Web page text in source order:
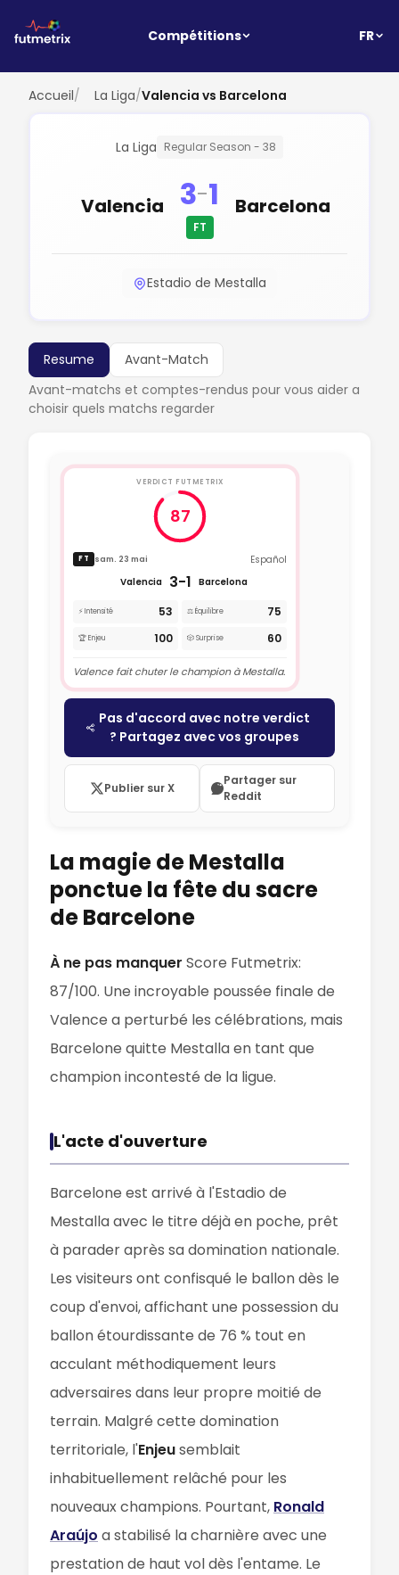
Compétitions FR
Accueil/ La Liga/Valencia vs Barcelona
La Liga Regular Season - 38
Valencia 3-1
FT
Barcelona
Estadio de Mestalla
Resume
Avant-Match
Avant-matchs et comptes-rendus pour vous aider a
choisir quels matchs regarder
VERDICT FUTMETRIX
87
FT sam. 23 mai
Español
Valencia
3-1 Barcelona
⚡ Intensité 53 ⚖️ Équilibre 75
🏆 Enjeu 100 🎲 Surprise 60
Valence fait chuter le champion à Mestalla.
Pas d'accord avec notre verdict
? Partagez avec vos groupes
Publier sur X
Partager sur
Reddit
La magie de Mestalla
ponctue la fête du sacre
de Barcelone
À ne pas manquer Score Futmetrix:
87/100. Une incroyable poussée finale de
Valence a perturbé les célébrations, mais
Barcelone quitte Mestalla en tant que
champion incontesté de la ligue.
L'acte d'ouverture
Barcelone est arrivé à l'Estadio de
Mestalla avec le titre déjà en poche, prêt
à parader après sa domination nationale.
Les visiteurs ont confisqué le ballon dès le
coup d'envoi, affichant une possession du
ballon étourdissante de 76 % tout en
acculant méthodiquement leurs
adversaires dans leur propre moitié de
terrain. Malgré cette domination
territoriale, l'Enjeusemblait
inhabituellement relâché pour les
nouveaux champions. Pourtant, Ronald
Araújo a stabilisé la charnière avec une
prestation de haut vol dès l'entame. Le